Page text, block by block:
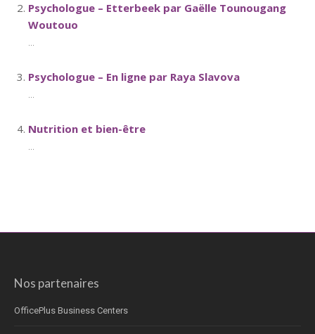
Psychologue – Etterbeek par Gaëlle Tounougang
Woutouo
...
Psychologue – En ligne par Raya Slavova
...
Nutrition et bien-être
...
Nos partenaires
OfficePlus Business Centers